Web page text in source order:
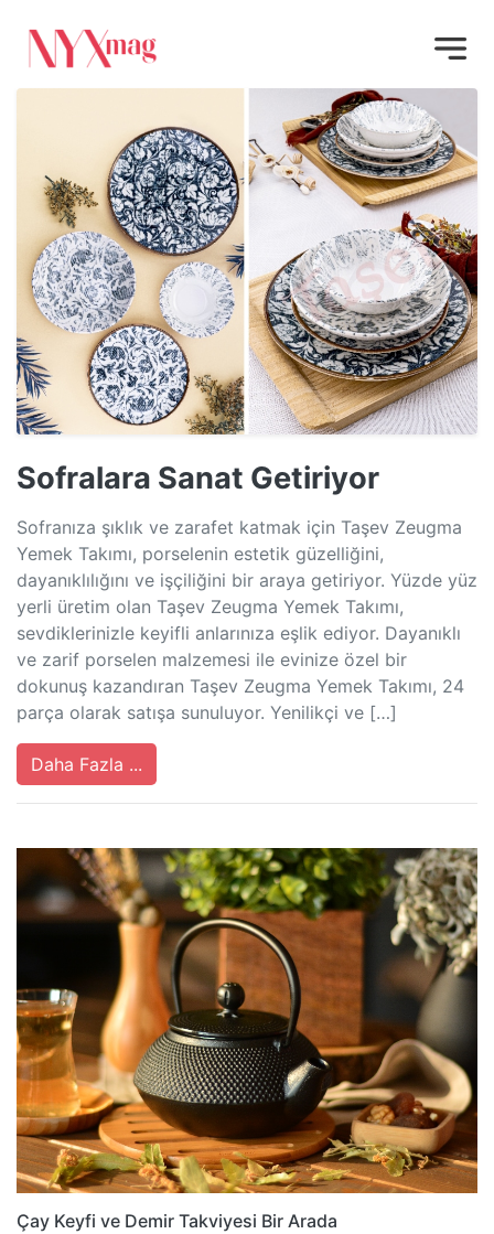
Sofralara Sanat Getiriyor
Sofranıza şıklık ve zarafet katmak için Taşev Zeugma
Yemek Takımı, porselenin estetik güzelliğini,
dayanıklılığını ve işçiliğini bir araya getiriyor. Yüzde yüz
yerli üretim olan Taşev Zeugma Yemek Takımı,
sevdiklerinizle keyifli anlarınıza eşlik ediyor. Dayanıklı
ve zarif porselen malzemesi ile evinize özel bir
dokunuş kazandıran Taşev Zeugma Yemek Takımı, 24
parça olarak satışa sunuluyor. Yenilikçi ve […]
Daha Fazla ...
Çay Keyfi ve Demir Takviyesi Bir Arada